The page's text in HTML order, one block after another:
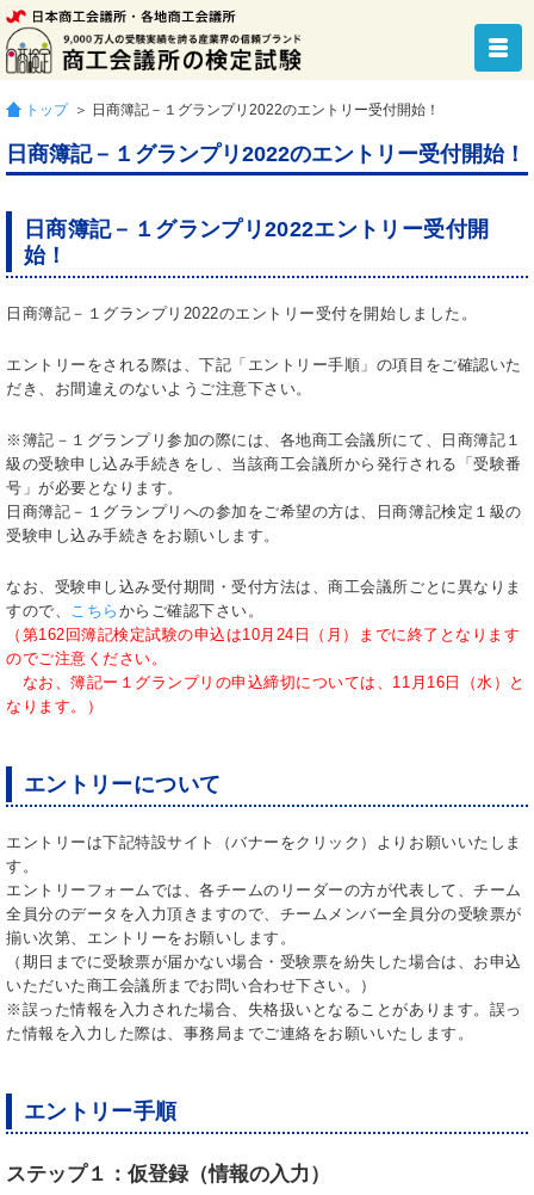
トップ ＞ 日商簿記－１グランプリ2022のエントリー受付開始！
日商簿記－１グランプリ2022のエントリー受付開始！
日商簿記－１グランプリ2022エントリー受付開
始！
日商簿記－１グランプリ2022のエントリー受付を開始しました。
エントリーをされる際は、下記「エントリー手順」の項目をご確認いた
だき、お間違えのないようご注意下さい。
※簿記－１グランプリ参加の際には、各地商工会議所にて、日商簿記１
級の受験申し込み手続きをし、当該商工会議所から発行される「受験番
号」が必要となります。
日商簿記－１グランプリへの参加をご希望の方は、日商簿記検定１級の
受験申し込み手続きをお願いします。
なお、受験申し込み受付期間・受付方法は、商工会議所ごとに異なりま
すので、 こちら からご確認下さい。
（第162回簿記検定試験の申込は10月24日（月）までに終了となります
のでご注意ください。
なお、簿記ー１グランプリの申込締切については、11月16日（水）と
なります。）
エントリーについて
エントリーは下記特設サイト（バナーをクリック）よりお願いいたしま
す。
エントリーフォームでは、各チームのリーダーの方が代表して、チーム
全員分のデータを入力頂きますので、チームメンバー全員分の受験票が
揃い次第、エントリーをお願いします。
（期日までに受験票が届かない場合・受験票を紛失した場合は、お申込
いただいた商工会議所までお問い合わせ下さい。）
※誤った情報を入力された場合、失格扱いとなることがあります。誤っ
た情報を入力した際は、事務局までご連絡をお願いいたします。
エントリー手順
ステップ１：仮登録（情報の入力）